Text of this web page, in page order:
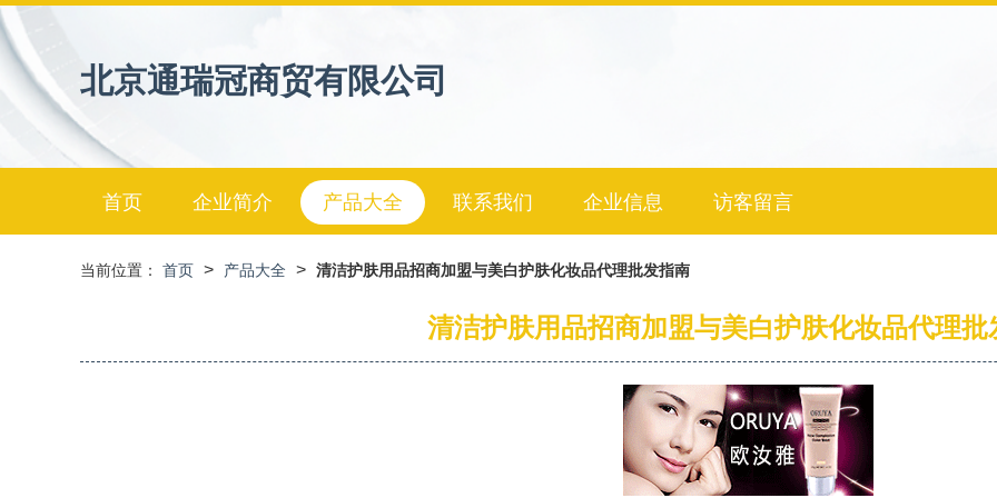
北京通瑞冠商贸有限公司
首页 企业简介 产品大全 联系我们 企业信息 访客留言
当前位置： 首页 > 产品大全 > 清洁护肤用品招商加盟与美白护肤化妆品代理批发指南
清洁护肤用品招商加盟与美白护肤化妆品代理批